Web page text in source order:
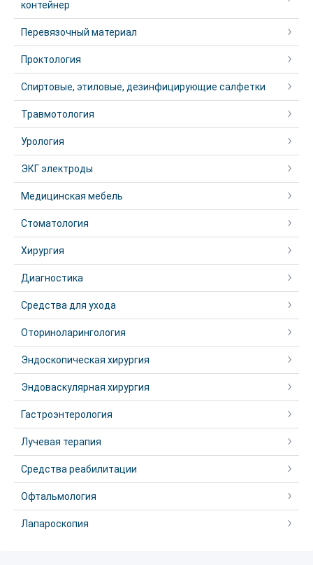
контейнер
Перевязочный материал
Проктология
Спиртовые, этиловые, дезинфицирующие салфетки
Травмотология
Урология
ЭКГ электроды
Медицинская мебель
Стоматология
Хирургия
Диагностика
Средства для ухода
Оториноларингология
Эндоскопическая хирургия
Эндоваскулярная хирургия
Гастроэнтерология
Лучевая терапия
Средства реабилитации
Офтальмология
Лапароскопия